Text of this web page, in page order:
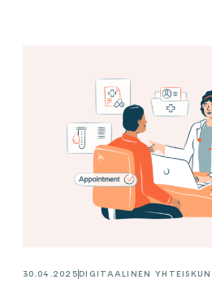
30.04.2025DIGITAALINEN